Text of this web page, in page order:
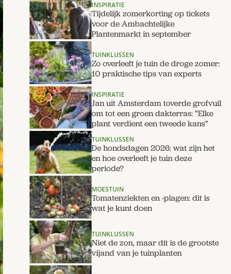
INSPIRATIE
Tijdelijk zomerkorting op tickets
voor de Ambachtelijke
Plantenmarkt in september
TUINKLUSSEN
Zo overleeft je tuin de droge zomer:
10 praktische tips van experts
INSPIRATIE
Jan uit Amsterdam toverde grofvuil
om tot een groen dakterras: “Elke
plant verdient een tweede kans”
TUINKLUSSEN
De hondsdagen 2026: wat zijn het
en hoe overleeft je tuin deze
periode?
MOESTUIN
Tomatenziekten en -plagen: dit is
wat je kunt doen
TUINKLUSSEN
Niet de zon, maar dít is de grootste
vijand van je tuinplanten